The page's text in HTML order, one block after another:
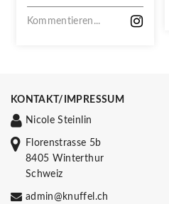
VERPASSEN!
Kommentieren...
KONTAKT/IMPRESSUM
Nicole Steinlin
Florenstrasse 5b
8405 Winterthur
Schweiz
admin@knuffel.ch